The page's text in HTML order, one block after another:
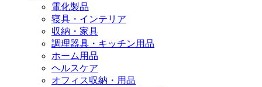
電化製品
寝具・インテリア
収納・家具
調理器具・キッチン用品
ホーム用品
ヘルスケア
オフィス収納・用品